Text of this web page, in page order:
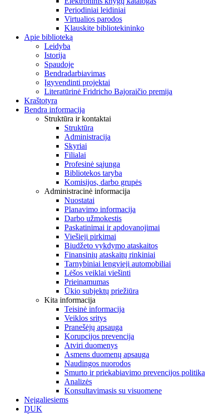
Periodiniai leidiniai
Virtualios parodos
Klauskite bibliotekininko
Apie biblioteką
Leidyba
Istorija
Spaudoje
Bendradarbiavimas
Įgyvendinti projektai
Literatūrinė Fridricho Bajoraičio premija
Kraštotyra
Bendra informacija
Struktūra ir kontaktai
Struktūra
Administracija
Skyriai
Filialai
Profesinė sąjunga
Bibliotekos taryba
Komisijos, darbo grupės
Administracinė informacija
Nuostatai
Planavimo informacija
Darbo užmokestis
Paskatinimai ir apdovanojimai
Viešieji pirkimai
Biudžeto vykdymo ataskaitos
Finansinių ataskaitų rinkiniai
Tarnybiniai lengvieji automobiliai
Lėšos veiklai viešinti
Prieinamumas
Ūkio subjektų priežiūra
Kita informacija
Teisinė informacija
Veiklos sritys
Pranešėjų apsauga
Korupcijos prevencija
Atviri duomenys
Asmens duomenų apsauga
Naudingos nuorodos
Smurto ir priekabiavimo prevencijos politika
Analizės
Konsultavimasis su visuomene
Neįgaliesiems
DUK